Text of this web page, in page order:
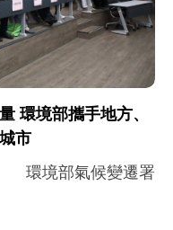
環境部攜手地方、
市
環境部氣候變遷署